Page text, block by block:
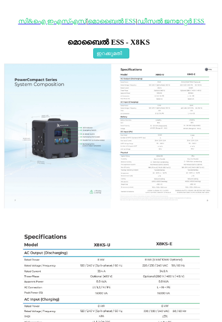
സി&ഐ ഇഎസ്എസ്|മൊബൈൽ ESS|ഡീസൽ ജനറേറ്റർ ESS
മൊബൈൽ ESS - X8KS
ഇറക്കുമതി